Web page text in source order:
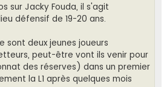
sur Jacky Fouda, il s'agit
défensif de 19-20 ans.
sont deux jeunes joueurs
peut-être vont ils venir pour
des réserves) dans un premier
la L1 après quelques mois